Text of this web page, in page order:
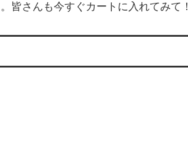
皆さんも今すぐカートに入れてみて！